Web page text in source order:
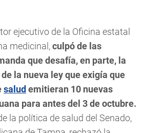
ejecutivo de la Oficina estatal
medicinal,culpó de las
que desafía, en parte, la
la nueva ley que exigía que
salud emitieran 10 nuevas
para antes del 3 de octubre.
la política de salud del Senado,